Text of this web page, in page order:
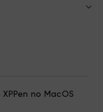
no MacOS